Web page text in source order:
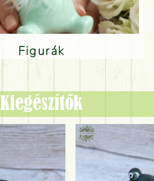
Figurák
Kiegészítők